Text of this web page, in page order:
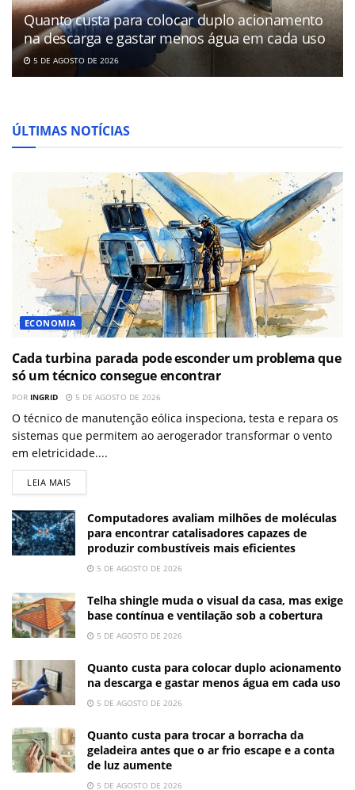
Quanto custa para colocar duplo acionamento
na descarga e gastar menos água em cada uso
5 DE AGOSTO DE 2026
ÚLTIMAS NOTÍCIAS
ECONOMIA
Cada turbina parada pode esconder um problema que
só um técnico consegue encontrar
POR INGRID 5 DE AGOSTO DE 2026
O técnico de manutenção eólica inspeciona, testa e repara os
sistemas que permitem ao aerogerador transformar o vento
em eletricidade....
LEIA MAIS
Computadores avaliam milhões de moléculas
para encontrar catalisadores capazes de
produzir combustíveis mais eficientes
5 DE AGOSTO DE 2026
Telha shingle muda o visual da casa, mas exige
base contínua e ventilação sob a cobertura
5 DE AGOSTO DE 2026
Quanto custa para colocar duplo acionamento
na descarga e gastar menos água em cada uso
5 DE AGOSTO DE 2026
Quanto custa para trocar a borracha da
geladeira antes que o ar frio escape e a conta
de luz aumente
5 DE AGOSTO DE 2026